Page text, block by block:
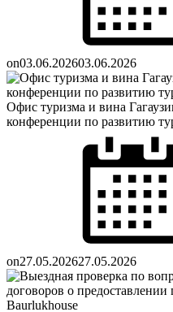
on03.06.202603.06.2026
Офис туризма и вина
конференции по развитию
on27.05.202627.05.2026